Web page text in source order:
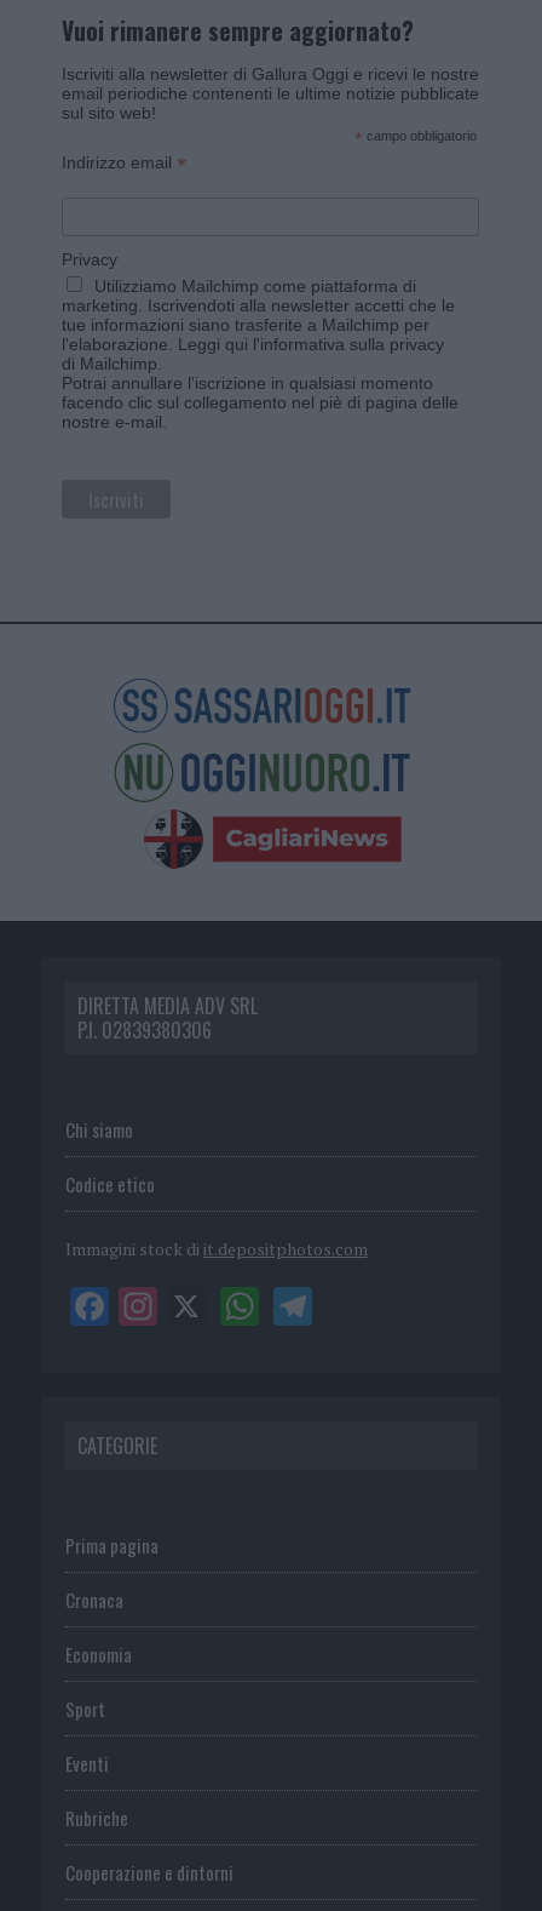
Vuoi rimanere sempre aggiornato?
Iscriviti alla newsletter di Gallura Oggi e ricevi le nostre
email periodiche contenenti le ultime notizie pubblicate
sul sito web!
* campo obbligatorio
Indirizzo email *
Privacy
Utilizziamo Mailchimp come piattaforma di
marketing. Iscrivendoti alla newsletter accetti che le
tue informazioni siano trasferite a Mailchimp per
l'elaborazione. Leggi qui l'informativa sulla privacy
di Mailchimp
Potrai annullare l'iscrizione in qualsiasi momento
facendo clic sul collegamento nel piè di pagina delle
nostre e-mail.
DIRETTA MEDIA ADV SRL
P.I. 02839380306
Chi siamo
Codice etico
Immagini stock di it.depositphotos.com
CATEGORIE
Prima pagina
Cronaca
Economia
Sport
Eventi
Rubriche
Cooperazione e dintorni